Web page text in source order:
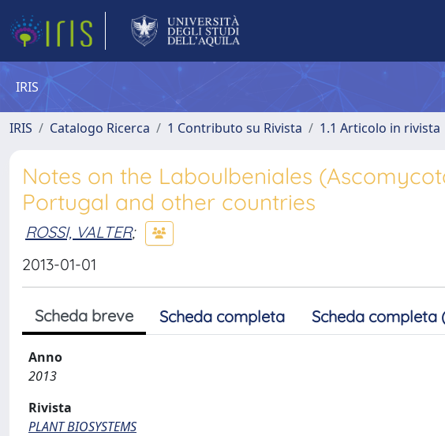
IRIS
IRIS Catalogo Ricerca 1 Contributo su Rivista 1.1 Articolo in rivista
Notes on the Laboulbeniales
Portugal and other countries
ROSSI, VALTER;
2013-01-01
Scheda breve Scheda completa Scheda completa
Anno
2013
Rivista
PLANT BIOSYSTEMS